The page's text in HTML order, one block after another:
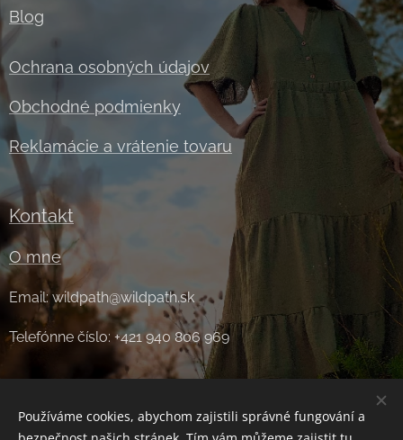
Blog
Ochrana osobných údajov
Obchodné podmienky
Reklamácie a vrátenie tovaru
Kontakt
O mne
Email: wildpath@wildpath.sk
Telefónne číslo: +421 940 806 969
Používáme cookies, abychom zajistili správné fungování a